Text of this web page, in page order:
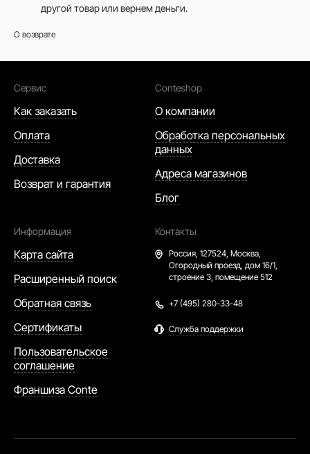
другой товар или вернем деньги.
О возврате
Сервис
Как заказать
Оплата
Доставка
Возврат и гарантия
Conteshop
О компании
Обработка персональных
данных
Адреса магазинов
Блог
Информация
Карта сайта
Расширенный поиск
Обратная связь
Сертификаты
Пользовательское
соглашение
Франшиза Conte
Контакты
Россия, 127524, Москва,
Огородный проезд, дом 16/1,
строение 3, помещение 512
+7 (495) 280-33-48
Служба поддержки